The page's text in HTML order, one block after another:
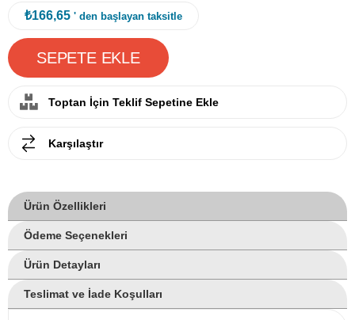
₺166,65 ' den başlayan taksitle
Toptan İçin Teklif Sepetine Ekle
Karşılaştır
Ürün Özellikleri
Ödeme Seçenekleri
Ürün Detayları
Teslimat ve İade Koşulları